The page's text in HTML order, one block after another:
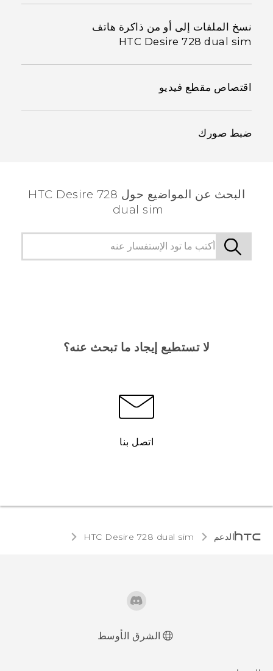
نسخ الملفات إلى أو من ذاكرة هاتف
HTC Desire 728 dual sim
اقتصاص مقطع فيديو
ضبط صورك
البحث عن المواضيع حول HTC Desire 728
dual sim
لا تستطيع إيجاد ما تبحث عنه؟
اتصل بنا
الدعم HTC Desire 728 dual sim‎
الشرق الأوسط